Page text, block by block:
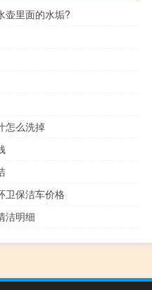
壶里面的水垢?
怎么洗掉
卫保洁车价格
洁明细